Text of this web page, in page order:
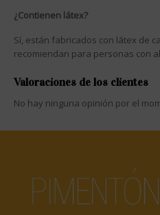
¿Contienen látex?
Sí, están fabricados con látex de
recomiendan para personas con
Valoraciones de los clientes
No hay ninguna opinión por el